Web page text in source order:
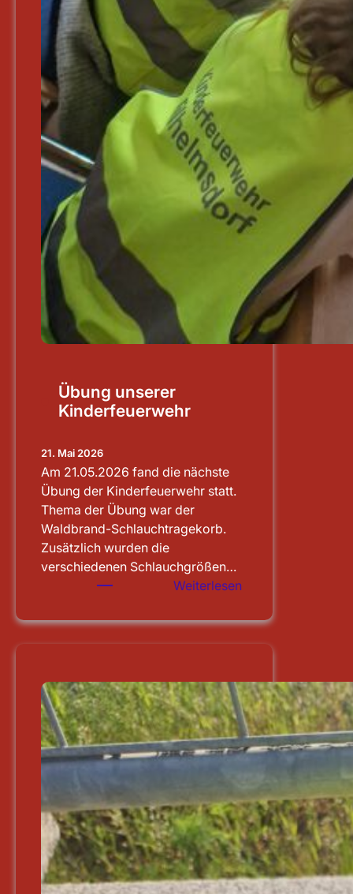
Übung unserer
Kinderfeuerwehr
21. Mai 2026
Am 21.05.2026 fand die nächste
Übung der Kinderfeuerwehr statt.
Thema der Übung war der
Waldbrand-Schlauchtragekorb.
Zusätzlich wurden die
verschiedenen Schlauchgrößen…
Weiterlesen
unserer